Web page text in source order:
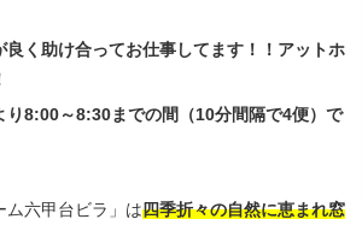
く助け合ってお仕事してます！！アットホ
8:00～8:30までの間（10分間隔で4便）で
ム六甲台ビラ」は四季折々の自然に恵まれ窓